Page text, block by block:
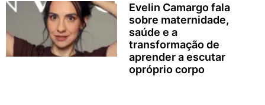
Evelin Camargo fala
sobre maternidade,
saúde e a
transformação de
aprender a escutar
opróprio corpo